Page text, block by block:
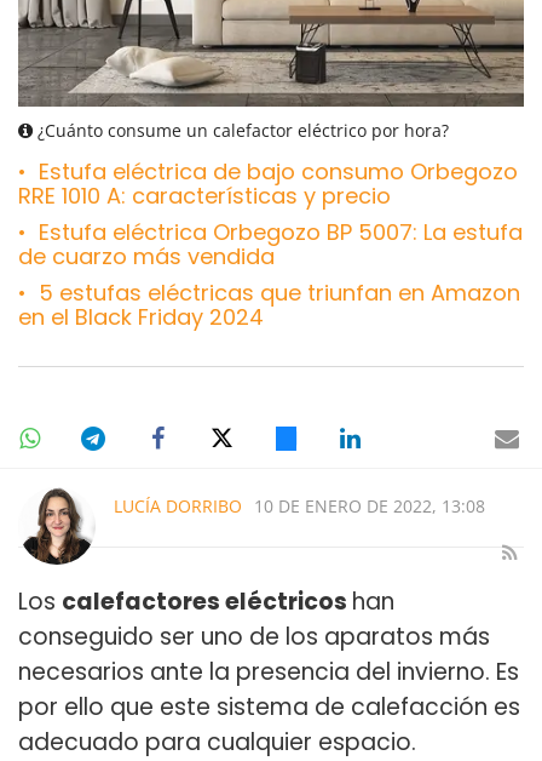
¿Cuánto consume un calefactor eléctrico por hora?
Estufa eléctrica de bajo consumo Orbegozo
RRE 1010 A: características y precio
Estufa eléctrica Orbegozo BP 5007: La estufa
de cuarzo más vendida
5 estufas eléctricas que triunfan en Amazon
en el Black Friday 2024
LUCÍA DORRIBO 10 DE ENERO DE 2022, 13:08
Los calefactores eléctricos han
conseguido ser uno de los aparatos más
necesarios ante la presencia del invierno. Es
por ello que este sistema de calefacción es
adecuado para cualquier espacio.